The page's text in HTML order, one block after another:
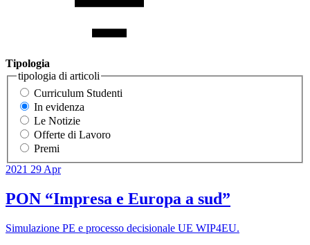
Tipologia
tipologia di articoli
Curriculum Studenti
In evidenza
Le Notizie
Offerte di Lavoro
Premi
2021 29 Apr
PON “Impresa e Europa a sud”
Simulazione PE e processo decisionale UE WIP4EU.